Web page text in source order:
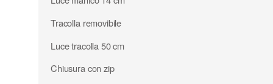
Tracolla removibile
Luce tracolla 50 cm
Chiusura con zip